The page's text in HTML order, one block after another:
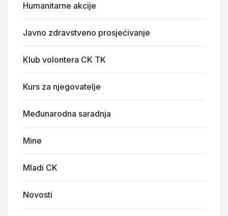
Humanitarne akcije
Javno zdravstveno prosjećivanje
Klub volontera CK TK
Kurs za njegovatelje
Međunarodna saradnja
Mine
Mladi CK
Novosti